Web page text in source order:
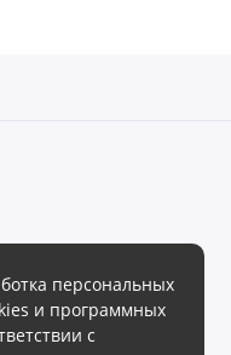
персональных
и программных
с
предложить своим
в различных